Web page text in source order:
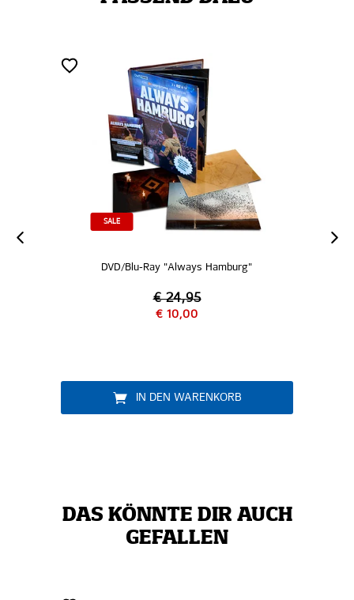
DVD/Blu-Ray "Always Hamburg"
€ 24,95
€ 10,00
IN DEN WARENKORB
DAS KÖNNTE DIR AUCH
GEFALLEN